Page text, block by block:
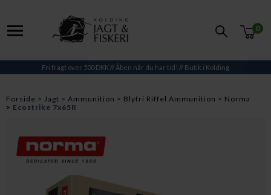
0
Fri fragt over 500 DKK// Åben når du har tid! // Butik i Kolding
Forside Jagt Ammunition Blyfri Riffel Ammunition
Norma
Ecostrike 7x65R